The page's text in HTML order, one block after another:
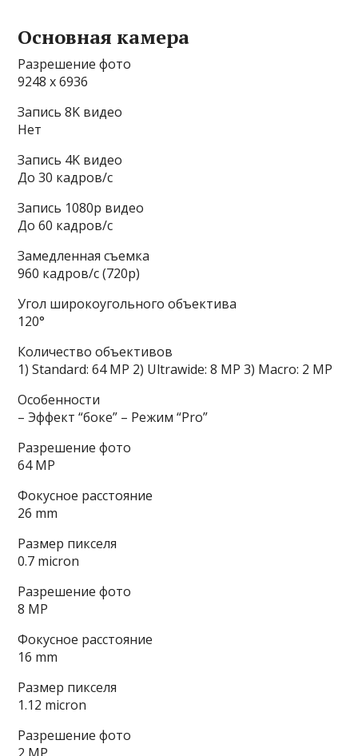
Основная камера
Разрешение фото
9248 x 6936
Запись 8K видео
Нет
Запись 4K видео
До 30 кадров/c
Запись 1080p видео
До 60 кадров/c
Замедленная съемка
960 кадров/c (720p)
Угол широкоугольного объектива
120°
Количество объективов
1) Standard: 64 MP 2) Ultrawide: 8 MP 3) Macro: 2 MP
Особенности
– Эффект “боке” – Режим “Pro”
Разрешение фото
64 MP
Фокусное расстояние
26 mm
Размер пикселя
0.7 micron
Разрешение фото
8 MP
Фокусное расстояние
16 mm
Размер пикселя
1.12 micron
Разрешение фото